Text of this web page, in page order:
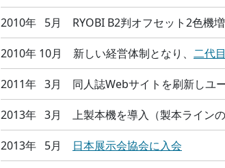
2010年 5月 RYOBI B2判オフセット2色機増
2010年 10月 新しい経営体制となり、 二代
2011年 3月 同人誌Webサイトを刷新しユ
2013年 3月 上製本機を導入（製本ラインの
2013年 5月 日本展示会協会に入会